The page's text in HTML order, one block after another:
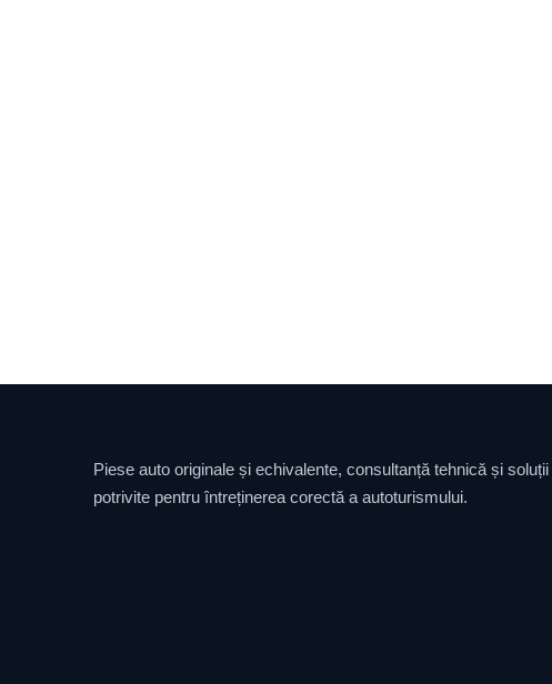
Piese auto originale și echivalente, consultanță tehnică și soluții
potrivite pentru întreținerea corectă a autoturismului.